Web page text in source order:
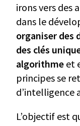
irons vers des
dans le
organiser des
des clés
algorithme et
principes se
d’intelligence
L’objectif est